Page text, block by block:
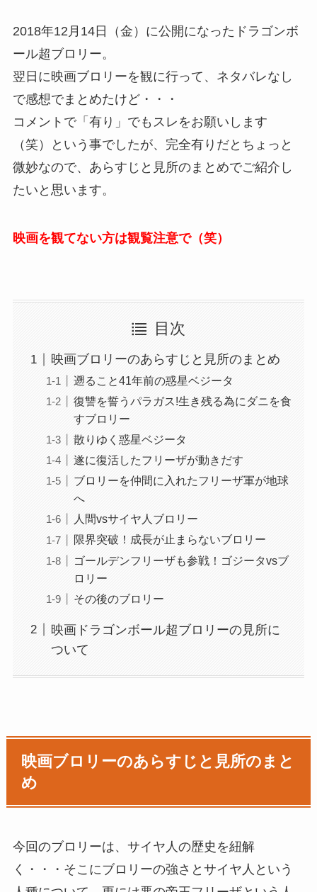
2018年12月14日（金）に公開になったドラゴンボ
ール超ブロリー。
翌日に映画ブロリーを観に行って、ネタバレなし
で感想でまとめたけど・・・
コメントで「有り」でもスレをお願いします
（笑）という事でしたが、完全有りだとちょっと
微妙なので、あらすじと見所のまとめでご紹介し
たいと思います。
映画を観てない方は観覧注意で（笑）
目次
映画ブロリーのあらすじと見所のまとめ
遡ること41年前の惑星ベジータ
復讐を誓うパラガス!生き残る為にダニを食
すブロリー
散りゆく惑星ベジータ
遂に復活したフリーザが動きだす
ブロリーを仲間に入れたフリーザ軍が地球
へ
人間vsサイヤ人ブロリー
限界突破！成長が止まらないブロリー
ゴールデンフリーザも参戦！ゴジータvsブ
ロリー
その後のブロリー
映画ドラゴンボール超ブロリーの見所に
ついて
映画ブロリーのあらすじと見所のまと
め
今回のブロリーは、サイヤ人の歴史を紐解
く・・・そこにブロリーの強さとサイヤ人という